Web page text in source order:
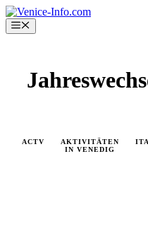
Skip
to
content
Menu
ACTV
AKTIVITÄTEN
IN VENEDIG